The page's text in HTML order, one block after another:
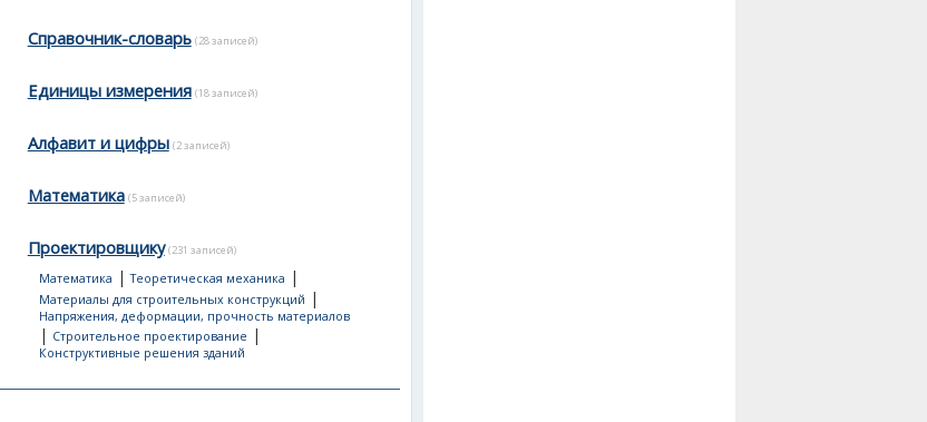
Справочник-словарь (28 записей)
Единицы измерения (18 записей)
Алфавит и цифры (2 записей)
Математика (5 записей)
Проектировщику (231 записей)
Математика |Теоретическая механика |
Материалы для строительных конструкций |
Напряжения, деформации, прочность материалов
| Строительное проектирование |
Конструктивные решения зданий